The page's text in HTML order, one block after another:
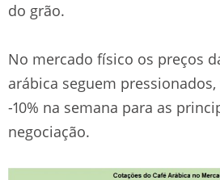
do grão.
No mercado físico os preços
arábica seguem
-10% na semana para as
negociação.